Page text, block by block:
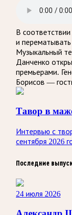
В
и
Музыкальный
Данченко
премьерами.
Борисов —
Тавор в
Интервью с
сентября 2026
Последние
24 июля 2026